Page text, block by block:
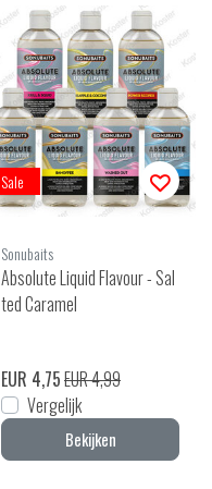
Sale
Sonubaits
Absolute Liquid Flavour - Sal
ted Caramel
EUR 4,75EUR 4,99
Vergelijk
Bekijken